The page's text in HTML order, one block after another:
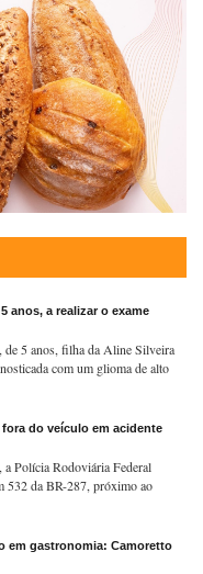
anos, a realizar o exame
de 5 anos, filha da Aline Silveira
com um glioma de alto
do veículo em acidente
a Polícia Rodoviária Federal
532 da BR-287, próximo ao
em gastronomia: Camoretto